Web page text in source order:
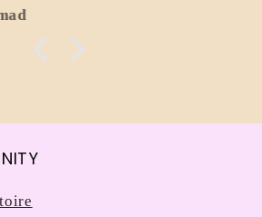
Flavio Bonomo